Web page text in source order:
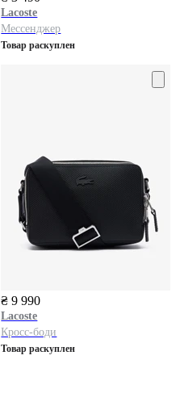
Lacoste
Мессенджер
Товар раскуплен
₴ 9 990
Lacoste
Кросс-боди
Товар раскуплен